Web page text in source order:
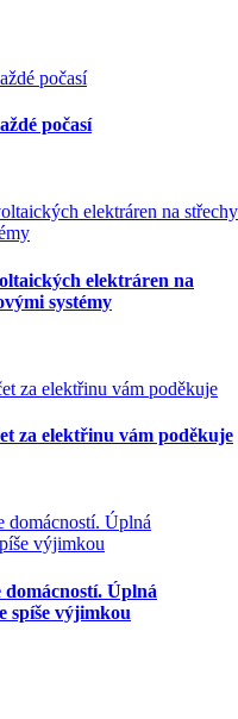
počasí
elektráren na
systémy
za elektřinu vám poděkuje
Úplná
spíše výjimkou